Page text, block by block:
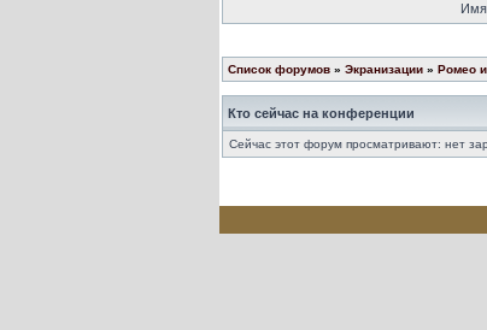
Имя
Список форумов » Экранизации » Ромео
Кто сейчас на конференции
Сейчас этот форум просматривают: нет